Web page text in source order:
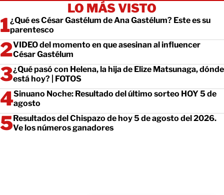
LO MÁS VISTO
¿Qué es César Gastélum de Ana Gastélum? Este es su
parentesco
VIDEO del momento en que asesinan al influencer
César Gastélum
¿Qué pasó con Helena, la hija de Elize Matsunaga, dónde
está hoy? | FOTOS
Sinuano Noche: Resultado del último sorteo HOY 5 de
agosto
Resultados del Chispazo de hoy 5 de agosto del 2026.
Ve los números ganadores